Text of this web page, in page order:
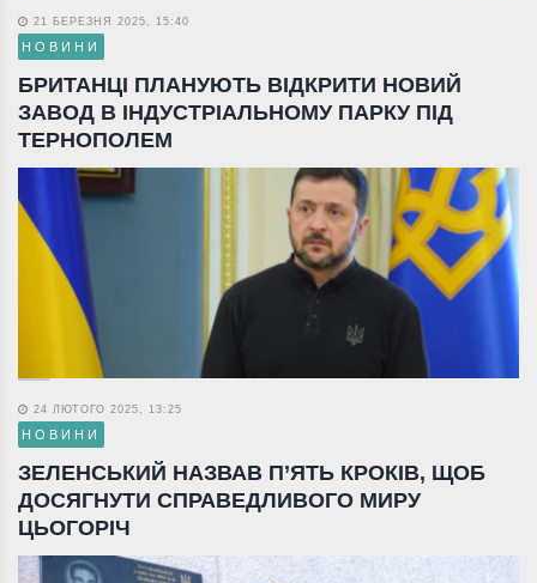
21 БЕРЕЗНЯ 2025, 15:40
НОВИНИ
БРИТАНЦІ ПЛАНУЮТЬ ВІДКРИТИ НОВИЙ
ЗАВОД В ІНДУСТРІАЛЬНОМУ ПАРКУ ПІД
ТЕРНОПОЛЕМ
24 ЛЮТОГО 2025, 13:25
НОВИНИ
ЗЕЛЕНСЬКИЙ НАЗВАВ П’ЯТЬ КРОКІВ, ЩОБ
ДОСЯГНУТИ СПРАВЕДЛИВОГО МИРУ
ЦЬОГОРІЧ